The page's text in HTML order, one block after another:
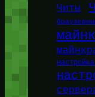
Читы